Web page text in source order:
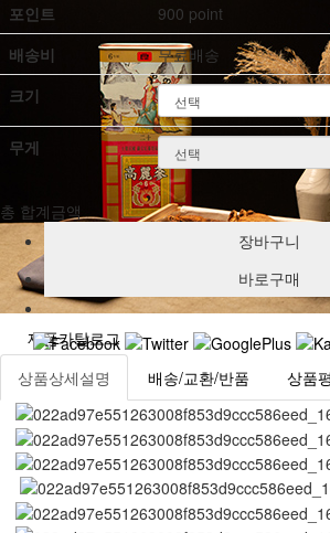
제품카탈로그
포인트
900 point
배송비
무료배송
크기
무게
총 합계금액
상품상세설명 배송/교환/반품 상품평